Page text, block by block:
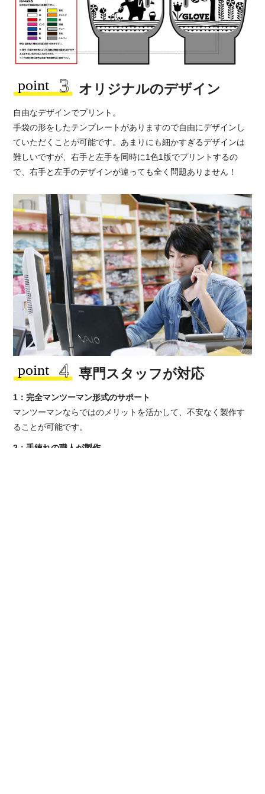
オリジナルのデザイン
自由なデザインでプリント。
手袋の形をしたテンプレートがありますので自由にデザインし
ていただくことが可能です。あまりにも細かすぎるデザインは
難しいですが、右手と左手を同時に1色1版でプリントするの
で、右手と左手のデザインが違っても全く問題ありません！
専門スタッフが対応
1：完全マンツーマン形式のサポート
マンツーマンならではのメリットを活かして、不安なく製作す
ることが可能です。
2：手練れの職人が製作